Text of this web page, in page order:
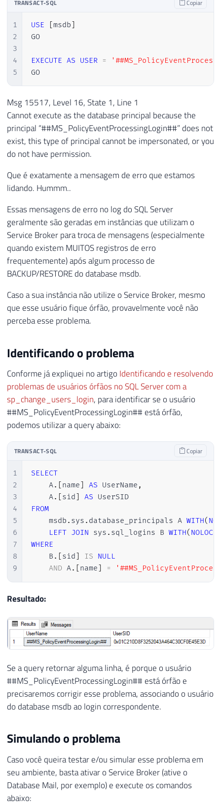
TRANSACT-SQL Copiar
1
2
3
4
5
USE [msdb]
GO
EXECUTE AS USER =
GO
Msg 15517, Level 16, State 1, Line 1
Cannot execute as the database principal because the
principal “##MS_PolicyEventProcessingLogin##” does not
exist, this type of principal cannot be impersonated, or you
do not have permission.
Que é exatamente a mensagem de erro que estamos
lidando. Hummm..
Essas mensagens de erro no log do SQL Server
geralmente são geradas em instâncias que utilizam o
Service Broker para troca de mensagens (especialmente
quando existem MUITOS registros de erro
frequentemente) após algum processo de
BACKUP/RESTORE do database msdb.
Caso a sua instância não utilize o Service Broker, mesmo
que esse usuário fique órfão, provavelmente você não
perceba esse problema.
Identificando o problema
Conforme já expliquei no artigo Identificando e resolvendo
problemas de usuários órfãos no SQL Server com a
sp_change_users_login, para identificar se o usuário
##MS_PolicyEventProcessingLogin## está órfão,
podemos utilizar a query abaixo:
TRANSACT-SQL Copiar
1
2
3
4
5
6
7
8
9
SELECT
    A
. name AS UserName ,
    A
. sid AS
UserSID
FROM
    msdb
. sys . database_principals A WITH(
LEFT JOIN sys . sql_logins B WITH( NOLOCK
WHERE
    B
. sid IS NULL
AND A. name =
Resultado:
Se a query retornar alguma linha, é porque o usuário
##MS_PolicyEventProcessingLogin## está órfão e
precisaremos corrigir esse problema, associando o usuário
do database msdb ao login correspondente.
Simulando o problema
Caso você queira testar e/ou simular esse problema em
seu ambiente, basta ativar o Service Broker (ative o
Database Mail, por exemplo) e execute os comandos
abaixo: